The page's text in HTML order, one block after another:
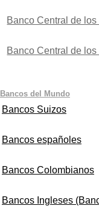
Banco Central de
Banco Central de
Bancos del Mundo
Bancos Suizos
Bancos españoles
Bancos Colombianos
Bancos Ingleses